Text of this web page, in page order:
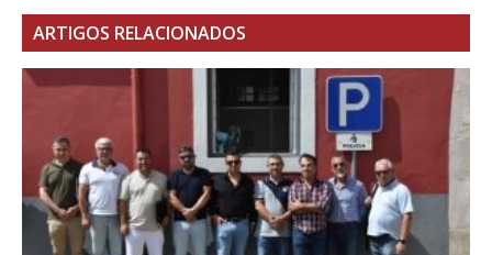
ARTIGOS RELACIONADOS